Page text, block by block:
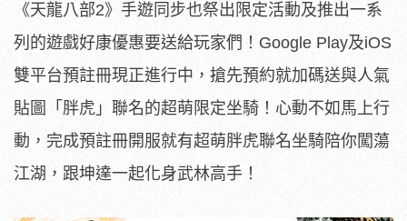
《天龍八部2》手遊同步也祭出限定活動及推出一系
列的遊戲好康優惠要送給玩家們！Google Play及iOS
雙平台預註冊現正進行中，搶先預約就加碼送與人氣
貼圖「胖虎」聯名的超萌限定坐騎！心動不如馬上行
動，完成預註冊開服就有超萌胖虎聯名坐騎陪你闖蕩
江湖，跟坤達一起化身武林高手！